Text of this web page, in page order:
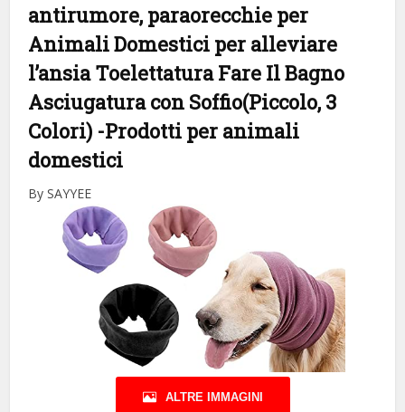
antirumore, paraorecchie per
Animali Domestici per alleviare
l’ansia Toelettatura Fare Il Bagno
Asciugatura con Soffio(Piccolo, 3
Colori) -Prodotti per animali
domestici
By SAYYEE
ALTRE IMMAGINI